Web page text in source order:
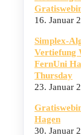
16. Januar
Simplex-
Vertiefung
FernUni
Thursday
23. Januar
Hagen
30. Januar